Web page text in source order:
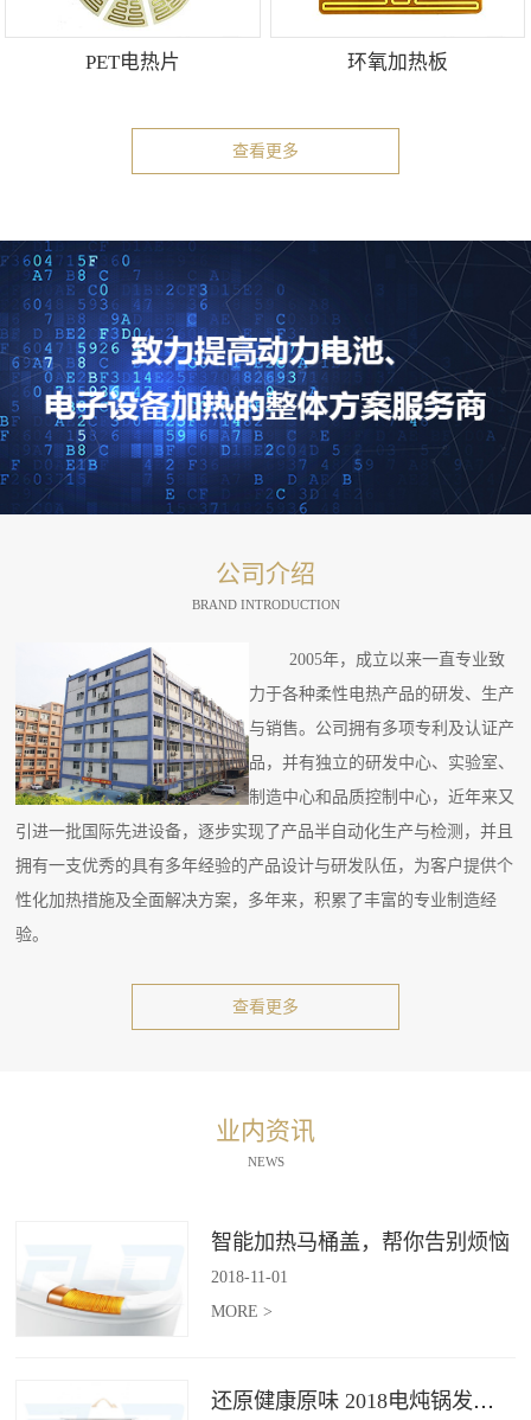
PET电热片 环氧加热板
查看更多
公司介绍
BRAND INTRODUCTION
2005年，成立以来一直专业致
力于各种柔性电热产品的研发、生产
与销售。公司拥有多项专利及认证产
品，并有独立的研发中心、实验室、
制造中心和品质控制中心，近年来又
引进一批国际先进设备，逐步实现了产品半自动化生产与检测，并且
拥有一支优秀的具有多年经验的产品设计与研发队伍，为客户提供个
性化加热措施及全面解决方案，多年来，积累了丰富的专业制造经
验。
查看更多
业内资讯
NEWS
智能加热马桶盖，帮你告别烦恼
2018-11-01
MORE >
还原健康原味 2018电炖锅发展趋势